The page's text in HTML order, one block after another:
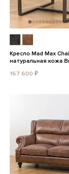
Кресло Mad Max
натуральная кожа
167 600 ₽